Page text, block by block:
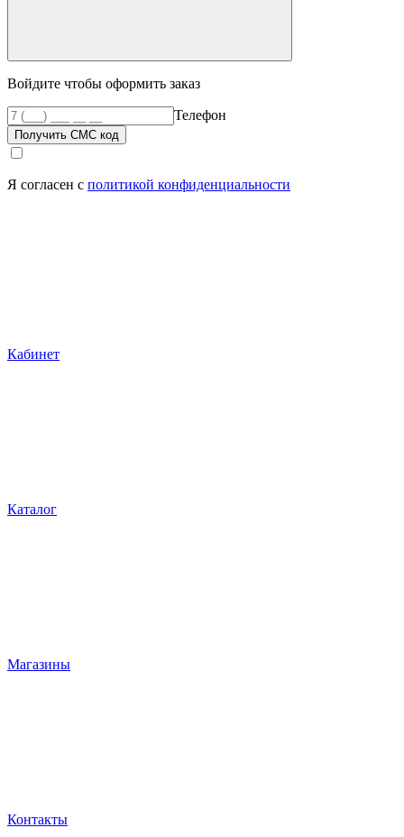
Войдите чтобы оформить заказ
Телефон
Получить СМС код
Я согласен с политикой конфиденциальности
Кабинет
Каталог
Магазины
Контакты